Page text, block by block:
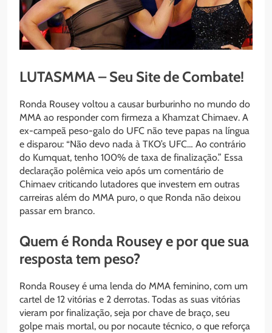
LUTASMMA – Seu Site de Combate!
Ronda Rousey voltou a causar burburinho no mundo do
MMA ao responder com firmeza a Khamzat Chimaev. A
ex-campeã peso-galo do UFC não teve papas na língua
e disparou: “Não devo nada à TKO’s UFC… Ao contrário
do Kumquat, tenho 100% de taxa de finalização.” Essa
declaração polêmica veio após um comentário de
Chimaev criticando lutadores que investem em outras
carreiras além do MMA puro, o que Ronda não deixou
passar em branco.
Quem é Ronda Rousey e por que sua
resposta tem peso?
Ronda Rousey é uma lenda do MMA feminino, com um
cartel de 12 vitórias e 2 derrotas. Todas as suas vitórias
vieram por finalização, seja por chave de braço, seu
golpe mais mortal, ou por nocaute técnico, o que reforça